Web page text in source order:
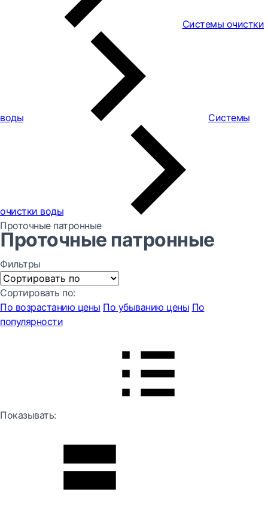
Системы очистки
воды Системы
очистки воды
Проточные патронные
Проточные патронные
Фильтры
Сортировать по:
По возрастанию цены По убыванию цены По
популярности
Показывать: